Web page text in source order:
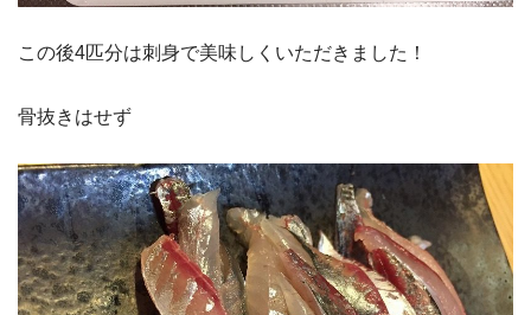
この後4匹分は刺身で美味しくいただきました！
骨抜きはせず